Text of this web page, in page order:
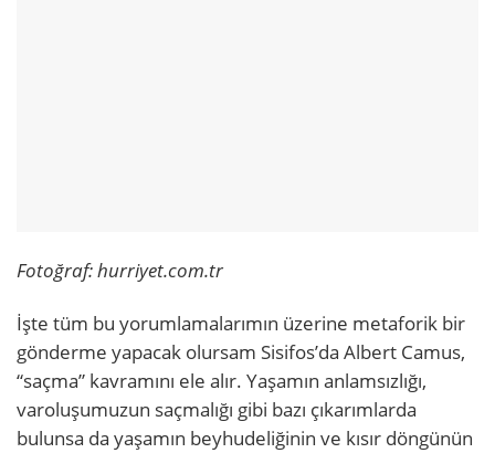
Fotoğraf: hurriyet.com.tr
İşte tüm bu yorumlamalarımın üzerine metaforik bir
gönderme yapacak olursam Sisifos’da Albert Camus,
“saçma” kavramını ele alır. Yaşamın anlamsızlığı,
varoluşumuzun saçmalığı gibi bazı çıkarımlarda
bulunsa da yaşamın beyhudeliğinin ve kısır döngünün